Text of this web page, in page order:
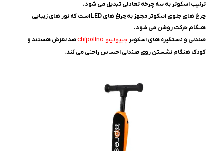
ترتیب اسکوتر به سه چرخه تعادلی تبدیل می شود.
چرخ های جلوی اسکوتر مجهز به چراغ های LED است که نور های زیبایی
هنگام حرکت روشن می شود.
صندلی و دستگیره های اسکوتر چیپولینو chipolino
ضد لغزش هستند و
کودک هنگام نشستن روی صندلی احساس راحتی می کند.